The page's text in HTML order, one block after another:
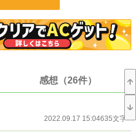
つつ、最強の幼女としてほのぼの暮らし
ます！
感想（26件）
2022.09.17 15:04635文字